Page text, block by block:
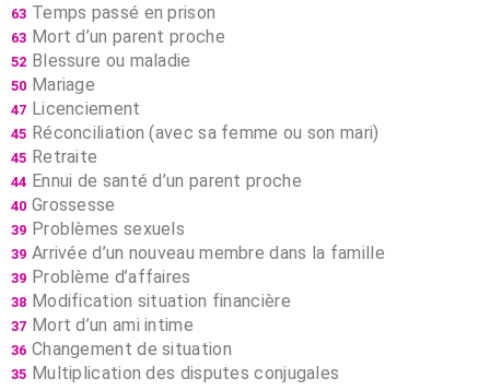
63 Temps passé en prison
63 Mort d’un parent proche
52 Blessure ou maladie
50 Mariage
47 Licenciement
45 Réconciliation (avec sa femme ou son mari)
45 Retraite
44 Ennui de santé d’un parent proche
40 Grossesse
39 Problèmes sexuels
39 Arrivée d’un nouveau membre dans la famille
39 Problème d’affaires
38 Modification situation financière
37 Mort d’un ami intime
36 Changement de situation
35 Multiplication des disputes conjugales